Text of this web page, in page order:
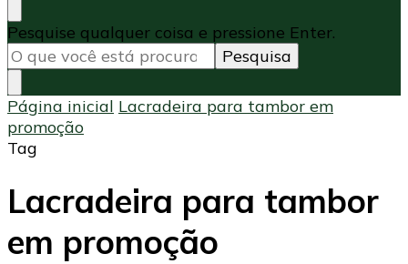
Procurando
algo?
Pesquise qualquer coisa e pressione Enter.
Página inicial Lacradeira para tambor em
promoção
Tag
Lacradeira para tambor
em promoção